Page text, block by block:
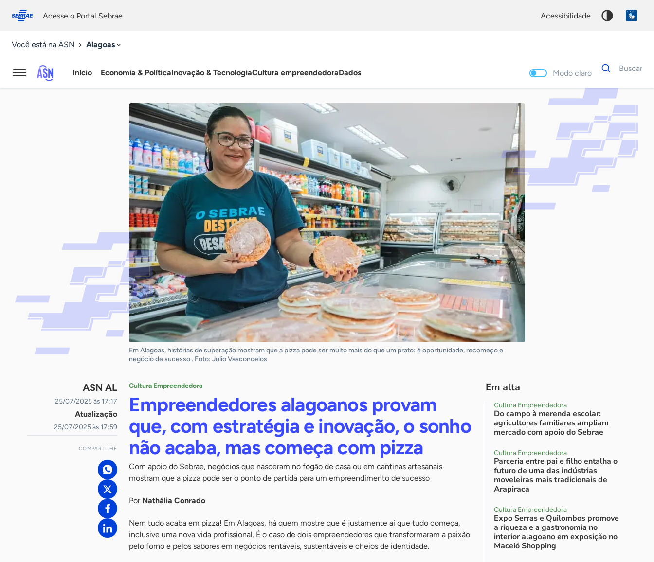
conosco
Acesse o Portal Sebrae acessibilidade
Você está na ASN Alagoas
Agência
Início Economia & PolíticaInovação & TecnologiaCultura empreendedoraDados Modo claro
Dados
para
Buscar
Palavra
chave
Em Alagoas, histórias de superação mostram que a pizza pode ser muito mais do que um prato: é oportunidade, recomeço e
negócio de sucesso.. Foto: Julio Vasconcelos
ASN AL
25/07/2025 às 17:17
Atualização
25/07/2025 às 17:59
COMPARTILHE
Cultura Empreendedora
Empreendedores alagoanos provam
que, com estratégia e inovação, o sonho
não acaba, mas começa com pizza
Com apoio do Sebrae, negócios que nasceram no fogão de casa ou em cantinas artesanais
mostram que a pizza pode ser o ponto de partida para um empreendimento de sucesso
Por Nathália Conrado
Nem tudo acaba em pizza! Em Alagoas, há quem mostre que é justamente aí que tudo começa,
inclusive uma nova vida profissional. É o caso de dois empreendedores que transformaram a paixão
pelo forno e pelos sabores em negócios rentáveis, sustentáveis e cheios de identidade.
Em alta
Cultura Empreendedora
Do campo à merenda escolar:
agricultores familiares ampliam
mercado com apoio do Sebrae
Cultura Empreendedora
Parceria entre pai e filho entalha o
futuro de uma das indústrias
moveleiras mais tradicionais de
Arapiraca
Cultura Empreendedora
Expo Serras e Quilombos promove
a riqueza e a gastronomia no
interior alagoano em exposição no
Maceió Shopping